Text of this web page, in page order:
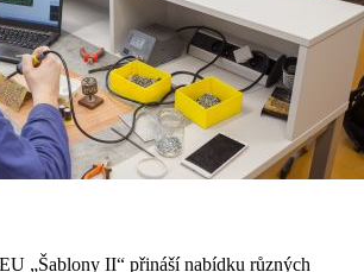
„Šablony II“ přináší nabídku různých